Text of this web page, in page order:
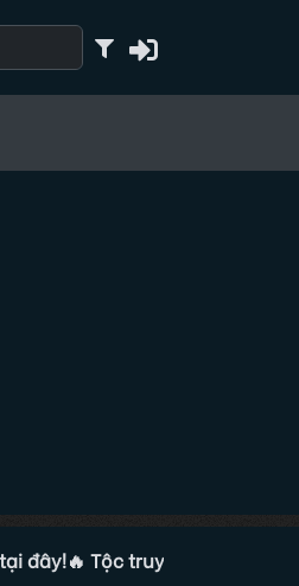
🔥 Tộc truyện đang tuyển Tác